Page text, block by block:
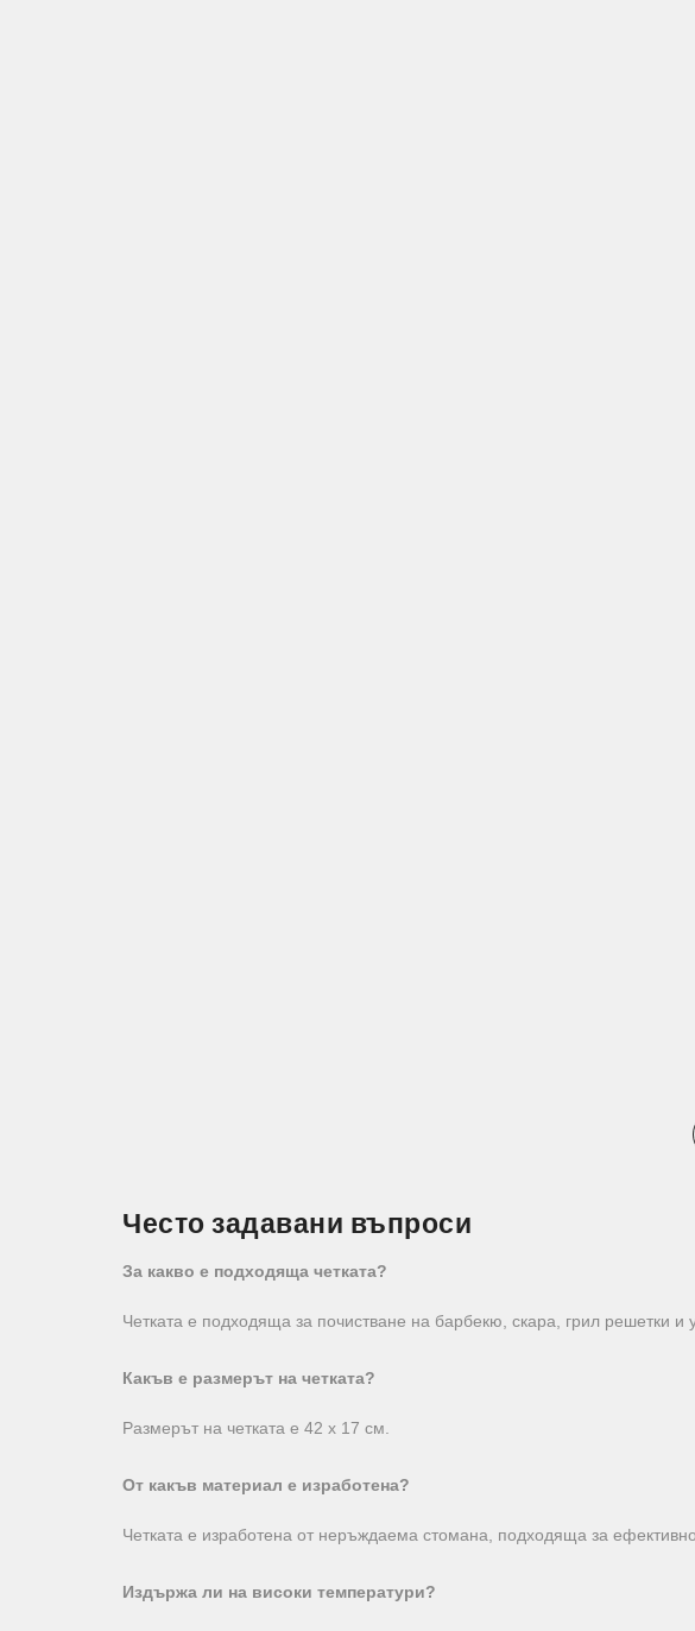
Често задавани въпроси
За какво е подходяща четката?
Четката е подходяща за почистване на барбекю, скара, грил решетки и
Какъв е размерът на четката?
Размерът на четката е 42 x 17 см.
От какъв материал е изработена?
Четката е изработена от неръждаема стомана, подходяща за
Издържа ли на високи температури?